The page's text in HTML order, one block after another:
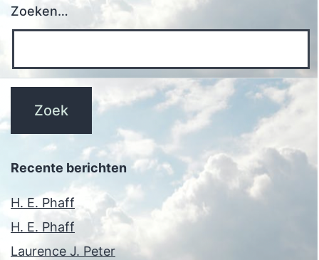
Zoeken…
Recente berichten
H. E. Phaff
H. E. Phaff
Laurence J. Peter